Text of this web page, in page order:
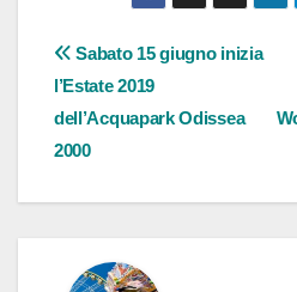
Navigazione
articoli
Sabato 15 giugno inizia
l’Estate 2019
dell’Acquapark Odissea
2000